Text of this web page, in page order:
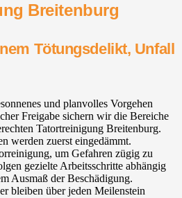
Breitenburg
Tötungsdelikt, Unfall
und planvolles Vorgehen
Freigabe sichern wir die Bereiche
Tatortreinigung Breitenburg.
werden zuerst eingedämmt.
um Gefahren zügig zu
gezielte Arbeitsschritte abhängig
Ausmaß der Beschädigung.
bleiben über jeden Meilenstein